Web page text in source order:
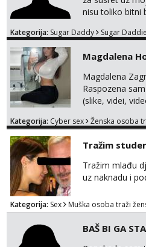
oboje t...
nisu toliko bitni
jave na mail .
necete pozalit
Kategorija: Sugar Daddy Sugar
Magdalena
Magdalena
Raspozena
(slike, videi,
oglasu su
TELEGRAM:
(ODGOVARAM
AKO STE ZA
verifkovanje
Kategorija: Cyber sex Ženska osoba
Tražim
Tražim mlađu
uz naknadu i
Kategorija: Sex Muška osoba traži
BAŠ BI GA